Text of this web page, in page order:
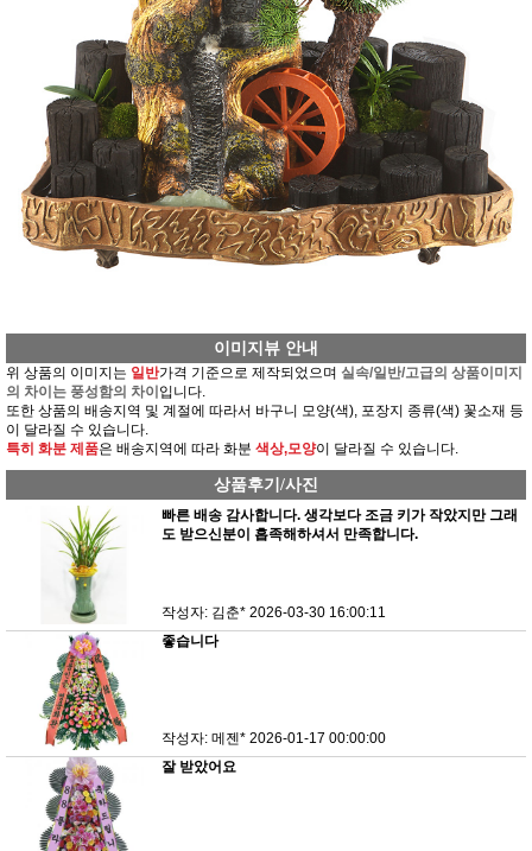
이미지뷰 안내
위 상품의 이미지는 일반가격 기준으로 제작되었으며 실속/일반/고급의 상품이미지
의 차이는 풍성함의 차이 입니다.
또한 상품의 배송지역 및 계절에 따라서 바구니 모양(색), 포장지 종류(색) 꽃소재 등
이 달라질 수 있습니다.
특히 화분 제품은 배송지역에 따라 화분 색상,모양이 달라질 수 있습니다.
상품후기/사진
빠른 배송 감사합니다. 생각보다 조금 키가 작았지만 그래
도 받으신분이 흡족해하셔서 만족합니다.
작성자: 김춘* 2026-03-30 16:00:11
좋습니다
작성자: 메젠* 2026-01-17 00:00:00
잘 받았어요